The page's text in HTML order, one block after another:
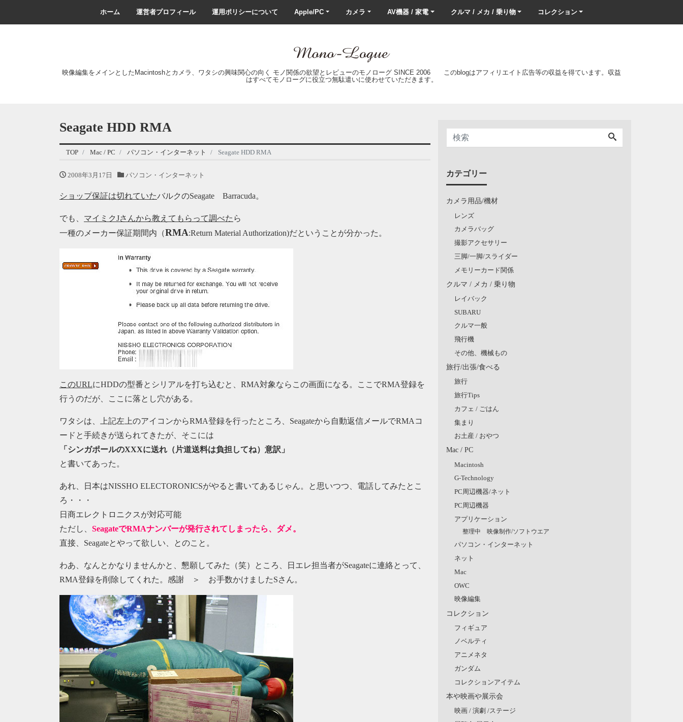
ホーム 運営者プロフィール 運用ポリシーについて Apple/PC カメラ AV機器 / 家電 クルマ / メカ / 乗り物 コレクション
映像編集をメインとしたMacintoshとカメラ、ワタシの興味関心の向く モノ関係の欲望とレビューのモノローグ SINCE 2006 このblogはアフィリエイト広告等の収益を得ています。収益
はすべてモノローグに役立つ無駄遣いに使わせていただきます。
Seagate HDD RMA
TOP Mac / PC パソコン・インターネット Seagate HDD RMA
2008年3月17日 パソコン・インターネット
ショップ保証は切れていたバルクのSeagate Barracuda。
でも、 マイミクJさんから教えてもらって調べた ら
一種のメーカー保証期間内（RMA:Return Material Authorization)だということが分かった。
このURLにHDDの型番とシリアルを打ち込むと、RMA対象ならこの画面になる。ここでRMA登録を
行うのだが、ここに落とし穴がある。
ワタシは、上記左上のアイコンからRMA登録を行ったところ、Seagateから自動返信メールでRMAコ
ードと手続きが送られてきたが、そこには
「シンガポールのXXXに送れ（片道送料は負担してね）意訳」
と書いてあった。
あれ、日本はNISSHO ELECTORONICSがやると書いてあるじゃん。と思いつつ、電話してみたとこ
ろ・・・
日商エレクトロニクスが対応可能
ただし、 SeagateでRMAナンバーが発行されてしまったら、ダメ。
直接、Seagateとやって欲しい、とのこと。
わあ、なんとかなりませんかと、懇願してみた（笑）ところ、日エレ担当者がSeagateに連絡とって、
RMA登録を削除してくれた。感謝 ＞ お手数かけましたSさん。
カテゴリー
カメラ用品/機材
レンズ
カメラバッグ
撮影アクセサリー
三脚/一脚/スライダー
メモリーカード関係
クルマ / メカ / 乗り物
レイバック
SUBARU
クルマ一般
飛行機
その他、機械もの
旅行/出張/食べる
旅行
旅行Tips
カフェ / ごはん
集まり
お土産 / おやつ
Mac / PC
Macintosh
G-Technology
PC周辺機器/ネット
PC周辺機器
アプリケーション
整理中 映像制作/ソフトウエア
パソコン・インターネット
ネット
Mac
OWC
映像編集
コレクション
フィギュア
ノベルティ
アニメネタ
ガンダム
コレクションアイテム
本や映画や展示会
映画 / 演劇 /ステージ